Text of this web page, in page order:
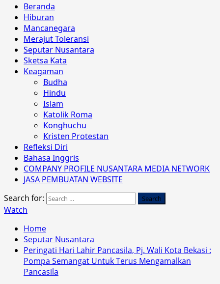
Beranda
Hiburan
Mancanegara
Merajut Toleransi
Seputar Nusantara
Sketsa Kata
Keagaman
Budha
Hindu
Islam
Katolik Roma
Konghuchu
Kristen Protestan
Refleksi Diri
Bahasa Inggris
COMPANY PROFILE NUSANTARA MEDIA NETWORK
JASA PEMBUATAN WEBSITE
Search for:
Watch
Home
Seputar Nusantara
Peringati Hari Lahir Pancasila, Pj. Wali Kota Bekasi :
Pompa Semangat Untuk Terus Mengamalkan
Pancasila